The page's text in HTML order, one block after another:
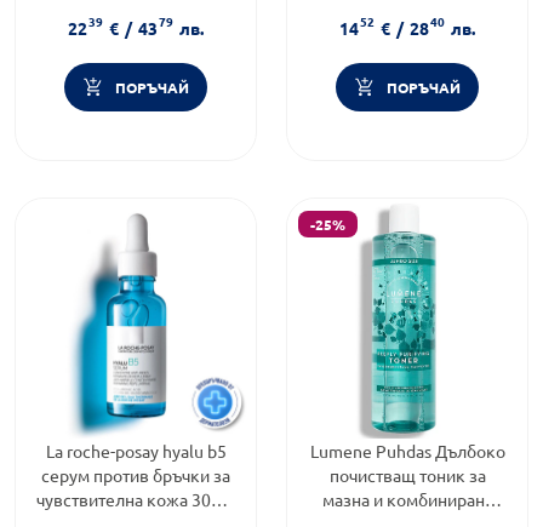
2239 € / 4379 лв.
ПОРЪЧАЙ
Дермокозметика
Тип продукт:
Крем
1452 € / 2840 лв.
ПОРЪЧАЙ
La roche-posay hyalu b5
серум против бръчки за
чувствителна кожа 30мл.
-25%
Lumene Puhdas Дълбоко
почистващ тоник за
мазна и комбинирана